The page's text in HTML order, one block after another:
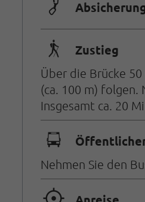
🟏
🛬 Zustieg
Über die Brücke
(ca. 100 m) folgen.
Insgesamt ca. 20
🕞
Nehmen Sie den